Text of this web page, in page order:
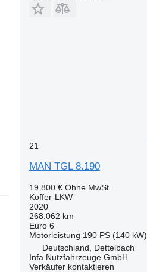
21
MAN TGL 8.190
19.800 € Ohne MwSt.
Koffer-LKW
2020
268.062 km
Euro 6
Motorleistung 190 PS (140 kW)
Deutschland, Dettelbach
Infa Nutzfahrzeuge GmbH
Verkäufer kontaktieren